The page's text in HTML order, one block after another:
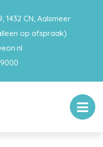
1432 CN, Aalsmeer
op afspraak)